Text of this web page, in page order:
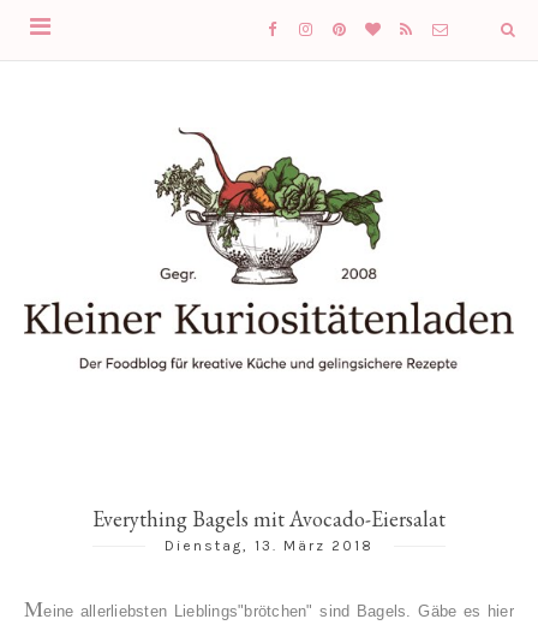
Everything Bagels mit Avocado-Eiersalat
Dienstag, 13. März 2018
Meine allerliebsten Lieblings"brötchen" sind Bagels. Gäbe es hier